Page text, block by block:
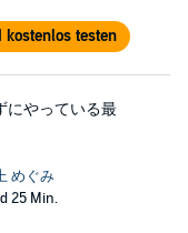
testen
にやっている最
めぐみ
25 Min.